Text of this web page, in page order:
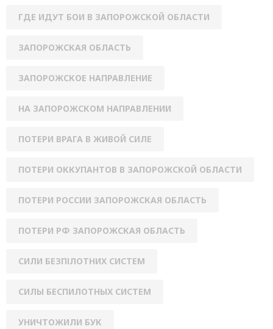
ГДЕ ИДУТ БОИ В ЗАПОРОЖСКОЙ ОБЛАСТИ
ЗАПОРОЖСКАЯ ОБЛАСТЬ
ЗАПОРОЖСКОЕ НАПРАВЛЕНИЕ
НА ЗАПОРОЖСКОМ НАПРАВЛЕНИИ
ПОТЕРИ ВРАГА В ЖИВОЙ СИЛЕ
ПОТЕРИ ОККУПАНТОВ В ЗАПОРОЖСКОЙ ОБЛАСТИ
ПОТЕРИ РОССИИ ЗАПОРОЖСКАЯ ОБЛАСТЬ
ПОТЕРИ РФ ЗАПОРОЖСКАЯ ОБЛАСТЬ
СИЛИ БЕЗПІЛОТНИХ СИСТЕМ
СИЛЫ БЕСПИЛОТНЫХ СИСТЕМ
УНИЧТОЖИЛИ БУК